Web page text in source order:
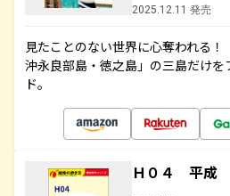
2025.12.11 発売
見たことのない世界に心奪われる
沖永良部島・徳之島」の三島だけ
ド。
Ｈ０４ 平成